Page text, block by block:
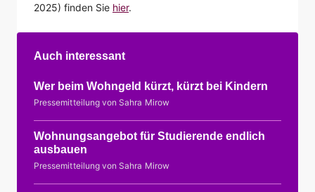
2025) finden Sie hier.
Auch interessant
Wer beim Wohngeld kürzt, kürzt bei Kindern
Pressemitteilung von Sahra Mirow
Wohnungsangebot für Studierende endlich
ausbauen
Pressemitteilung von Sahra Mirow